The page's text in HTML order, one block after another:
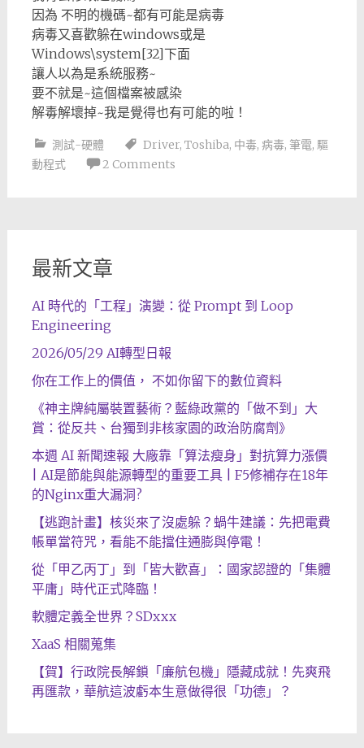
因為 不明的機碼~都有可能是病毒
病毒又喜歡躲在windows或是
Windows\system[32]下面
讓人以為是系統服務~
要不就是~這個檔案被感染
解毒解壞掉~我是覺得也有可能的啦！
測試-硬體 Driver, Toshiba, 中毒, 病毒, 筆電, 驅
動程式
2 Comments
最新文章
AI 時代的「工程」演變：從 Prompt 到 Loop
Engineering
2026/05/29 AI轉型日報
你在工作上的價值， 不如你留下的數位資料
《神主牌純屬裝置藝術？藍綠政黨的「做不到」大
賞：從反共、台獨到非核家園的政治防腐劑》
本週 AI 新聞速報 大廠靠「算法瘦身」對抗算力漲價
| AI是節能與能源轉型的重要工具 | F5修補存在18年
的Nginx重大漏洞?
【逃跑計畫】核災來了沒處躲？蝸牛建議：先把電費
帳單當符咒，看能不能擋住通膨與停電！
從「甲乙丙丁」到「皆大歡喜」：國家認證的「集體
平庸」時代正式降臨！
軟體定義全世界？SDxxx
XaaS 相關蒐集
【賀】行政院長解鎖「廉航包機」隱藏成就！先爽飛
再匯款，華航這波虧本生意做得很「功德」？